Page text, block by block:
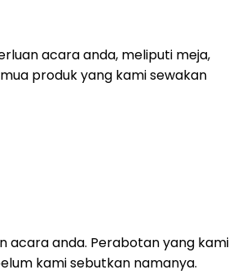
acara anda, meliputi meja,
produk yang kami sewakan
acara anda. Perabotan yang kami
kami sebutkan namanya.